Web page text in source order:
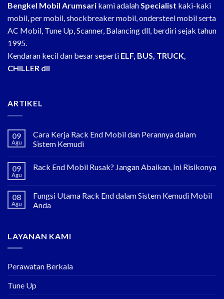
Bengkel Mobil Arumsari kami adalahSpecialist kaki-kaki
mobil, per mobil, shockbreaker mobil, ondersteel mobil serta
AC Mobil, Tune Up, Scanner, Balancing dll, berdiri sejak tahun
1995.
Kendaran kecil dan besar seperti ELF, BUS, TRUCK,
CHILLER dll
ARTIKEL
09
Agu
Cara Kerja Rack End Mobil dan Perannya dalam
Sistem Kemudi
09
Agu
Rack End Mobil Rusak? Jangan Abaikan, Ini Risikonya
08
Agu
Fungsi Utama Rack End dalam Sistem Kemudi Mobil
Anda
LAYANAN KAMI
Perawatan Berkala
Tune Up